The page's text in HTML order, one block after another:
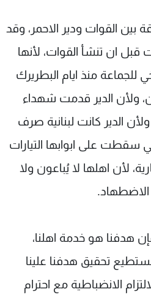
بين القوات ودير الاحمر، وقد
قبل ان تنشأ القوات، لأنها
للجماعة منذ ايام البطريرك
ولأن الدير قدمت شهداء
ولأن الدير كانت لبنانية صرف
سقطت على ابوابها التيارات
لأن اهلها لا يُباعون ولا
هدفنا هو خدمة اهلنا،
تحقيق هدفنا علينا
الانضباطية مع احترام